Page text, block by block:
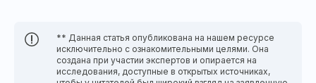
** Данная статья опубликована на нашем ресурсе
исключительно с ознакомительными целями. Она
создана при участии экспертов и опирается на
исследования, доступные в открытых источниках,